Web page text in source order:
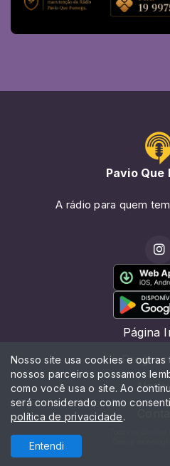
Pavio Que
A rádio para quem
Página
Nosso site usa cookies e
nossos parceiros possamos
como você usa o site. Ao
será considerado como
política de privacidade.
Entendi